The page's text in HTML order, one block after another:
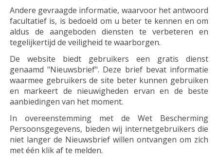
Andere gevraagde informatie, waarvoor het antwoord
facultatief is, is bedoeld om u beter te kennen en om
aldus de aangeboden diensten te verbeteren en
tegelijkertijd de veiligheid te waarborgen.
De website biedt gebruikers een gratis dienst
genaamd "Nieuwsbrief". Deze brief bevat informatie
waarmee gebruikers de site beter kunnen gebruiken
en markeert de nieuwigheden ervan en de beste
aanbiedingen van het moment.
In overeenstemming met de Wet Bescherming
Persoonsgegevens, bieden wij internetgebruikers die
niet langer de Nieuwsbrief willen ontvangen om zich
met één klik af te melden.